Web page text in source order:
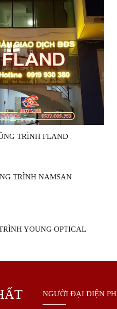
TRÌNH FLAND
TRÌNH NAMSAN
YOUNG OPTICAL
NGƯỜI ĐẠI DIỆN